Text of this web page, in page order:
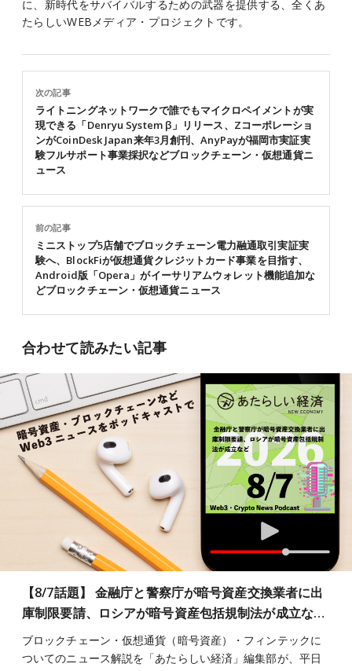
に、新時代をサバイバルするための武器を提供する、全くあ
たらしいWEBメディア・プロジェクトです。
前の記事
ミニストップ5店舗でブロックチェーン電力融通取引実証実
験へ、BlockFiが仮想通貨クレジットカード事業を目指す、
Android版「Opera」がイーサリアムウォレット機能追加な
どブロックチェーン・仮想通貨ニュース
次の記事
ライトニングネットワークで誰でもマイクロペイメントが実
現できる「Denryu System β」リリース、Zコーポレーショ
ンがCoinDesk Japan来年3月創刊、AnyPayが福岡市実証実
験フルサポート事業採択などブロックチェーン・仮想通貨ニ
ュース
合わせて読みたい記事
【8/7話題】 金融庁と警察庁が暗号資産交換業者に出
庫制限要請、ロシアが暗号資産包括規制法が成立な…
ブロックチェーン・仮想通貨（暗号資産）・フィンテックに
ついてのニュース解説を「あたらしい経済」編集部が、平日